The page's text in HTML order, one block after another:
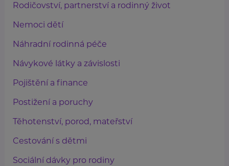
Rodičovství, partnerství a rodinný život
Nemoci dětí
Náhradní rodinná péče
Návykové látky a závislosti
Pojištění a finance
Postižení a poruchy
Těhotenství, porod, mateřství
Cestování s dětmi
Sociální dávky pro rodiny